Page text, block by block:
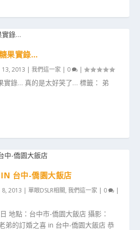
果實錄…
13, 2013 |我們這一家 | 0 |
實錄… 真的是太好笑了… 標籤： 弟
台中-僑園大飯店
8, 2013 |單眼DSLR相關,我們這一家 | 0 |
地點：台中市-僑園大飯店 攝影：
弟的訂婚之喜 in 台中-僑園大飯店 恭